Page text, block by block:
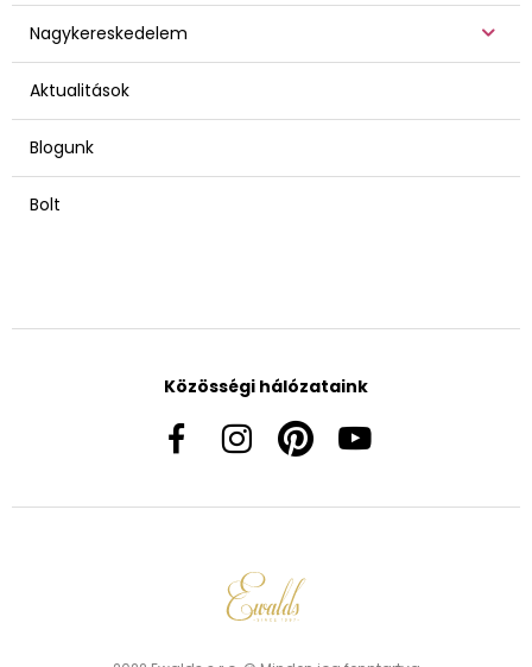
Nagykereskedelem
Aktualitások
Blogunk
Bolt
Közösségi hálózataink